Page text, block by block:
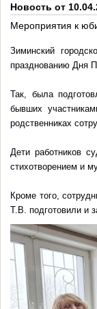
Новость от
Мероприятия к
Зиминский
празднованию Дня
Так, была
бывших
родственниках
Дети работников
стихотворением и
Кроме того,
Т.В. подготовили и